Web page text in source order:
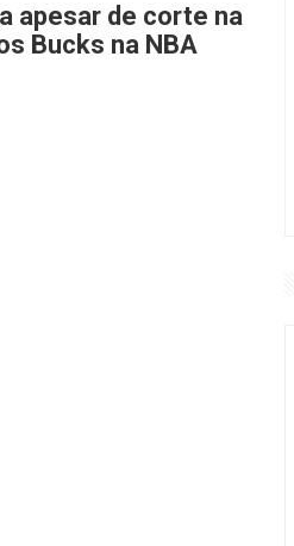
apesar de corte na
Bucks na NBA